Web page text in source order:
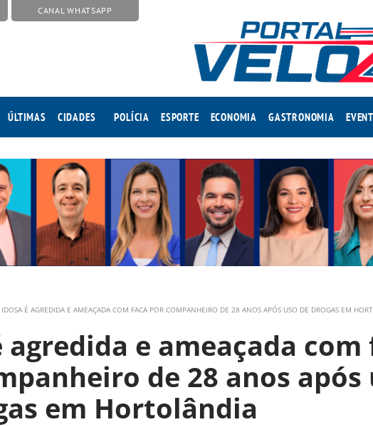
CANAL WHATSAPP
ÚLTIMAS CIDADES POLÍCIA ESPORTE ECONOMIA GASTRONOMIA
IDOSA É AGREDIDA E AMEAÇADA COM FACA POR COMPANHEIRO DE 28 ANOS APÓS USO DE DROGAS EM
agredida e ameaçada com
de 28 anos após
em Hortolândia